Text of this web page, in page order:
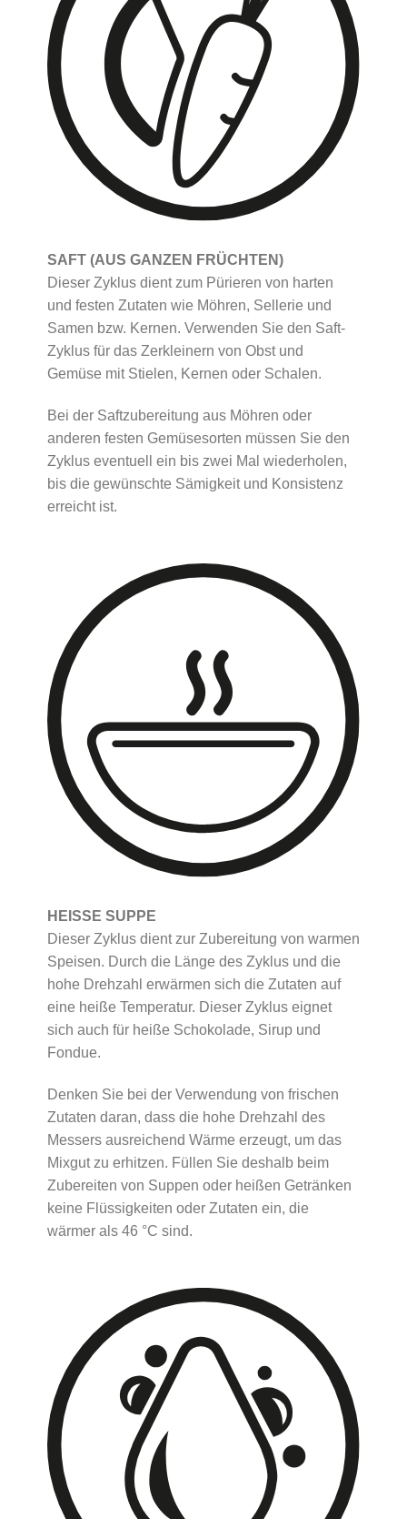
SAFT (AUS GANZEN FRÜCHTEN)
Dieser Zyklus dient zum Pürieren von harten
und festen Zutaten wie Möhren, Sellerie und
Samen bzw. Kernen. Verwenden Sie den Saft-
Zyklus für das Zerkleinern von Obst und
Gemüse mit Stielen, Kernen oder Schalen.
Bei der Saftzubereitung aus Möhren oder
anderen festen Gemüsesorten müssen Sie den
Zyklus eventuell ein bis zwei Mal wiederholen,
bis die gewünschte Sämigkeit und Konsistenz
erreicht ist.
HEISSE SUPPE
Dieser Zyklus dient zur Zubereitung von warmen
Speisen. Durch die Länge des Zyklus und die
hohe Drehzahl erwärmen sich die Zutaten auf
eine heiße Temperatur. Dieser Zyklus eignet
sich auch für heiße Schokolade, Sirup und
Fondue.
Denken Sie bei der Verwendung von frischen
Zutaten daran, dass die hohe Drehzahl des
Messers ausreichend Wärme erzeugt, um das
Mixgut zu erhitzen. Füllen Sie deshalb beim
Zubereiten von Suppen oder heißen Getränken
keine Flüssigkeiten oder Zutaten ein, die
wärmer als 46 °C sind.